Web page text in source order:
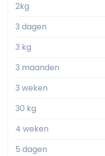
2kg
3 dagen
3 kg
3 maanden
3 weken
30 kg
4 weken
5 dagen